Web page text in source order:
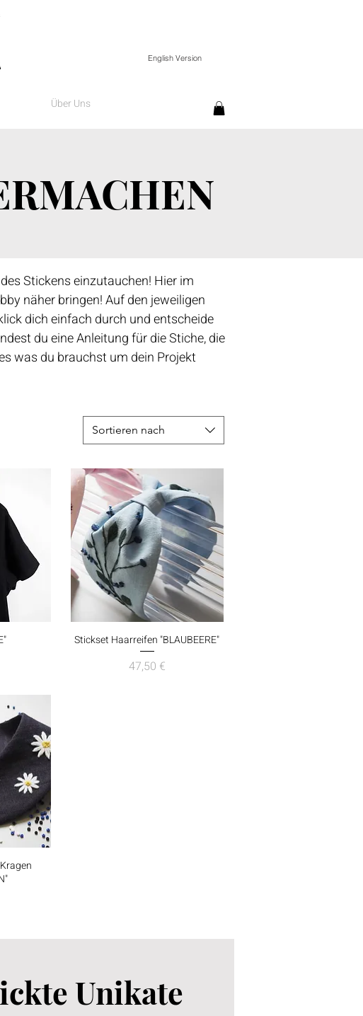
English Version
Über Uns
Stickens einzutauchen! Hier im
näher bringen! Auf den jeweiligen
dich einfach durch und entscheide
du eine Anleitung für die Stiche, die
was du brauchst um dein Projekt
Sortieren nach
Schnellansicht
Stickset Haarreifen "BLAUBEERE"
Preis
47,50 €
Unikate